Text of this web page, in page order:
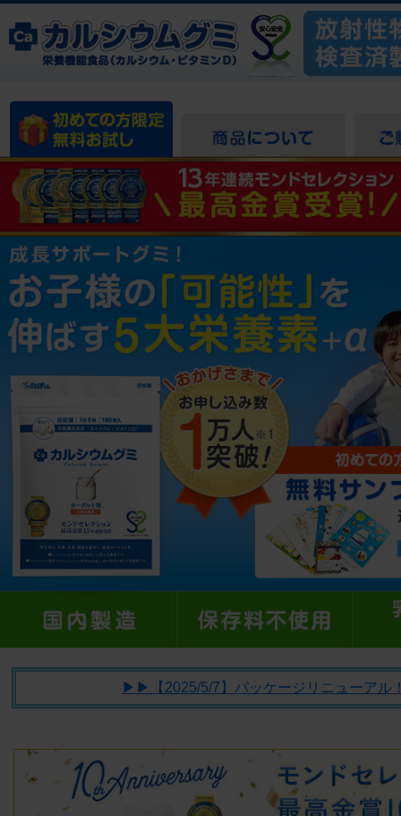
▶︎▶︎【2025/5/7】パッケージリニューアル